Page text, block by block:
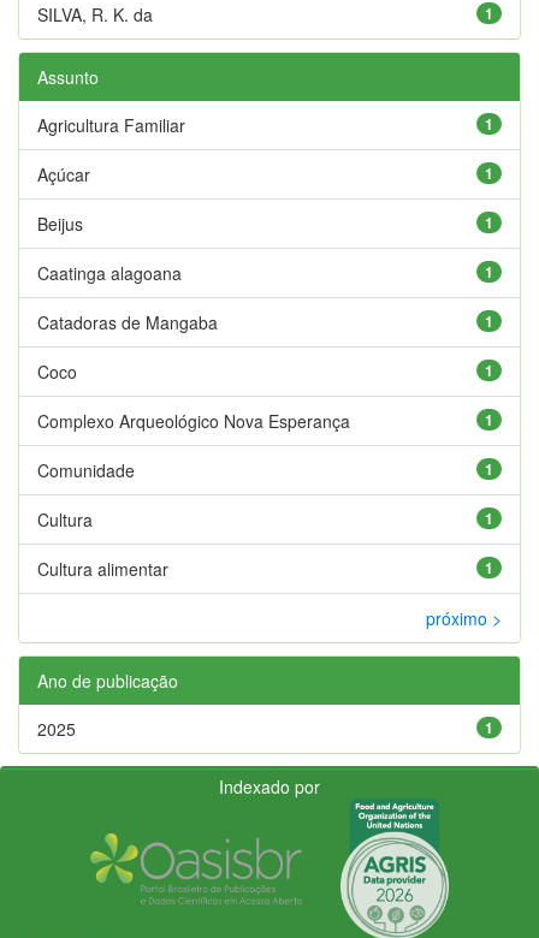
1
SILVA, R. K. da
Assunto
1
Agricultura Familiar
1
Açúcar
1
Beijus
1
Caatinga alagoana
1
Catadoras de Mangaba
1
Coco
1
Complexo Arqueológico Nova Esperança
1
Comunidade
1
Cultura
1
Cultura alimentar
próximo >
Ano de publicação
1
2025
Indexado por